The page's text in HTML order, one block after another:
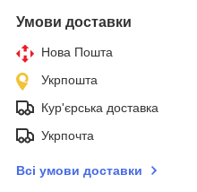
Умови доставки
Нова Пошта
Укрпошта
Кур'єрська доставка
Укрпочта
Всі умови доставки